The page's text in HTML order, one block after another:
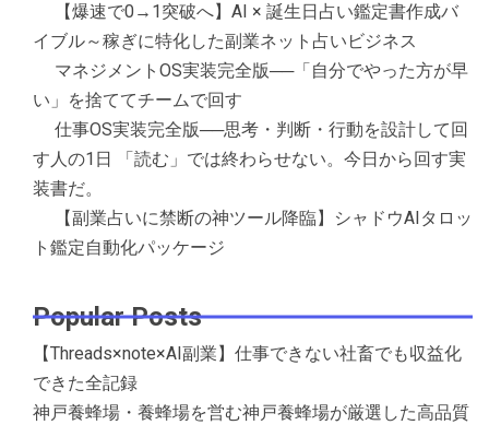
【爆速で0→1突破へ】AI × 誕生日占い鑑定書作成バ
イブル～稼ぎに特化した副業ネット占いビジネス
マネジメントOS実装完全版──「自分でやった方が早
い」を捨ててチームで回す
仕事OS実装完全版──思考・判断・行動を設計して回
す人の1日 「読む」では終わらせない。今日から回す実
装書だ。
【副業占いに禁断の神ツール降臨】シャドウAIタロッ
ト鑑定自動化パッケージ
Popular Posts
【Threads×note×AI副業】仕事できない社畜でも収益化
できた全記録
神戸養蜂場・養蜂場を営む神戸養蜂場が厳選した高品質